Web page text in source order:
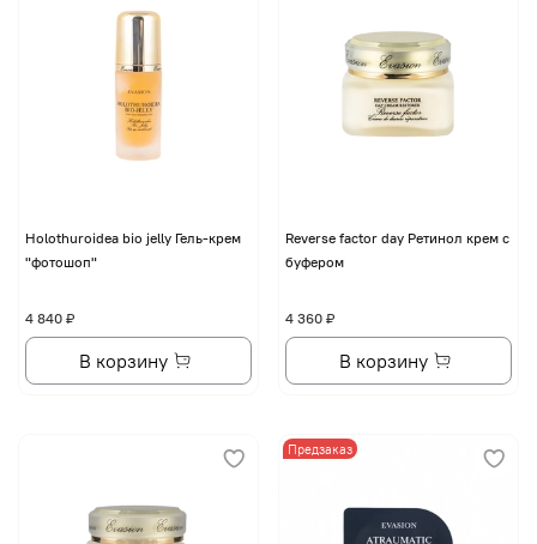
Holothuroidea bio jelly Гель-крем
"фотошоп"
4 840 ₽
В корзину
Reverse factor day Ретинол крем с
буфером
4 360 ₽
В корзину
Предзаказ